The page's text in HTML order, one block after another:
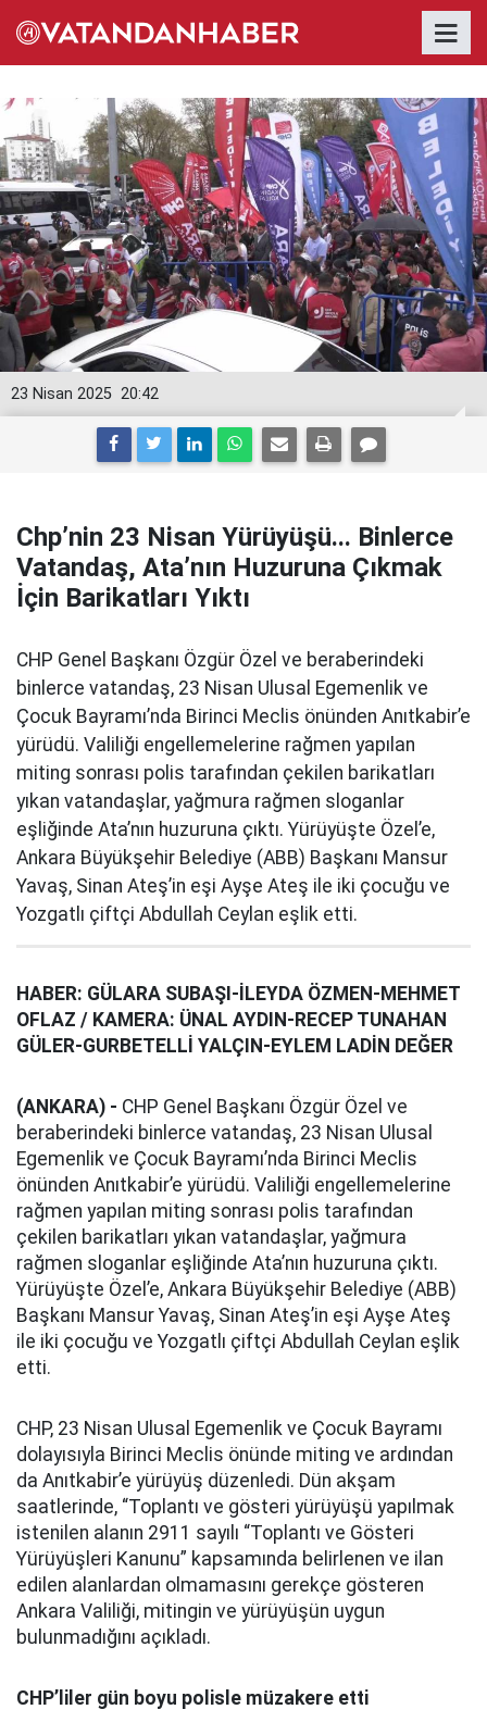
20:42
23 Nisan 2025
Chp’nin 23 Nisan Yürüyüşü... Binlerce
Vatandaş, Ata’nın Huzuruna Çıkmak
İçin Barikatları Yıktı
CHP Genel Başkanı Özgür Özel ve beraberindeki
binlerce vatandaş, 23 Nisan Ulusal Egemenlik ve
Çocuk Bayramı’nda Birinci Meclis önünden Anıtkabir’e
yürüdü. Valiliği engellemelerine rağmen yapılan
miting sonrası polis tarafından çekilen barikatları
yıkan vatandaşlar, yağmura rağmen sloganlar
eşliğinde Ata’nın huzuruna çıktı. Yürüyüşte Özel’e,
Ankara Büyükşehir Belediye (ABB) Başkanı Mansur
Yavaş, Sinan Ateş’in eşi Ayşe Ateş ile iki çocuğu ve
Yozgatlı çiftçi Abdullah Ceylan eşlik etti.
HABER: GÜLARA SUBAŞI-İLEYDA ÖZMEN-MEHMET
OFLAZ / KAMERA: ÜNAL AYDIN-RECEP TUNAHAN
GÜLER-GURBETELLİ YALÇIN-EYLEM LADİN DEĞER
(ANKARA) - CHP Genel Başkanı Özgür Özel ve
beraberindeki binlerce vatandaş, 23 Nisan Ulusal
Egemenlik ve Çocuk Bayramı’nda Birinci Meclis
önünden Anıtkabir’e yürüdü. Valiliği engellemelerine
rağmen yapılan miting sonrası polis tarafından
çekilen barikatları yıkan vatandaşlar, yağmura
rağmen sloganlar eşliğinde Ata’nın huzuruna çıktı.
Yürüyüşte Özel’e, Ankara Büyükşehir Belediye (ABB)
Başkanı Mansur Yavaş, Sinan Ateş’in eşi Ayşe Ateş
ile iki çocuğu ve Yozgatlı çiftçi Abdullah Ceylan eşlik
etti.
CHP, 23 Nisan Ulusal Egemenlik ve Çocuk Bayramı
dolayısıyla Birinci Meclis önünde miting ve ardından
da Anıtkabir’e yürüyüş düzenledi. Dün akşam
saatlerinde, “Toplantı ve gösteri yürüyüşü yapılmak
istenilen alanın 2911 sayılı “Toplantı ve Gösteri
Yürüyüşleri Kanunu” kapsamında belirlenen ve ilan
edilen alanlardan olmamasını gerekçe gösteren
Ankara Valiliği, mitingin ve yürüyüşün uygun
bulunmadığını açıkladı.
CHP’liler gün boyu polisle müzakere etti